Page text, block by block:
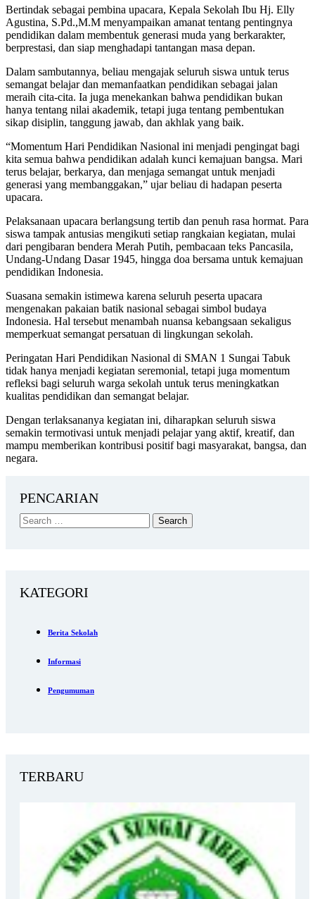
Bertindak sebagai pembina upacara, Kepala Sekolah Ibu Hj. Elly
Agustina, S.Pd.,M.M menyampaikan amanat tentang pentingnya
pendidikan dalam membentuk generasi muda yang berkarakter,
berprestasi, dan siap menghadapi tantangan masa depan.
Dalam sambutannya, beliau mengajak seluruh siswa untuk terus
semangat belajar dan memanfaatkan pendidikan sebagai jalan
meraih cita-cita. Ia juga menekankan bahwa pendidikan bukan
hanya tentang nilai akademik, tetapi juga tentang pembentukan
sikap disiplin, tanggung jawab, dan akhlak yang baik.
“Momentum Hari Pendidikan Nasional ini menjadi pengingat bagi
kita semua bahwa pendidikan adalah kunci kemajuan bangsa. Mari
terus belajar, berkarya, dan menjaga semangat untuk menjadi
generasi yang membanggakan,” ujar beliau di hadapan peserta
upacara.
Pelaksanaan upacara berlangsung tertib dan penuh rasa hormat. Para
siswa tampak antusias mengikuti setiap rangkaian kegiatan, mulai
dari pengibaran bendera Merah Putih, pembacaan teks Pancasila,
Undang-Undang Dasar 1945, hingga doa bersama untuk kemajuan
pendidikan Indonesia.
Suasana semakin istimewa karena seluruh peserta upacara
mengenakan pakaian batik nasional sebagai simbol budaya
Indonesia. Hal tersebut menambah nuansa kebangsaan sekaligus
memperkuat semangat persatuan di lingkungan sekolah.
Peringatan Hari Pendidikan Nasional di SMAN 1 Sungai Tabuk
tidak hanya menjadi kegiatan seremonial, tetapi juga momentum
refleksi bagi seluruh warga sekolah untuk terus meningkatkan
kualitas pendidikan dan semangat belajar.
Dengan terlaksananya kegiatan ini, diharapkan seluruh siswa
semakin termotivasi untuk menjadi pelajar yang aktif, kreatif, dan
mampu memberikan kontribusi positif bagi masyarakat, bangsa, dan
negara.
PENCARIAN
KATEGORI
Berita Sekolah
Informasi
Pengumuman
TERBARU